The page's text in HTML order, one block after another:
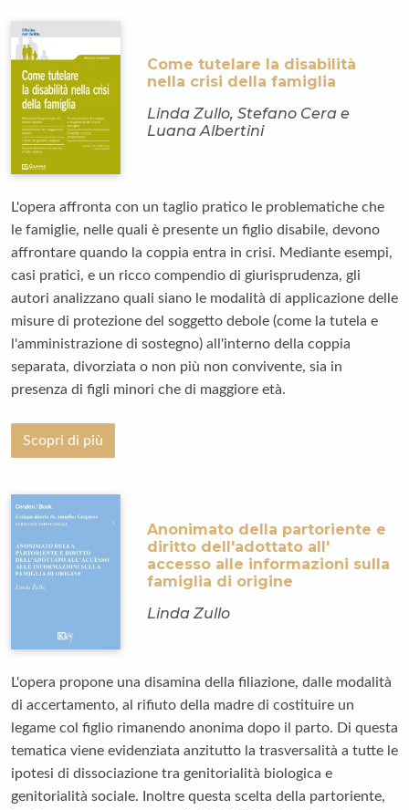
Come tutelare la disabilità
nella crisi della famiglia
Linda Zullo, Stefano Cera e
Luana Albertini
L'opera affronta con un taglio pratico le problematiche che
le famiglie, nelle quali è presente un figlio disabile, devono
affrontare quando la coppia entra in crisi. Mediante esempi,
casi pratici, e un ricco compendio di giurisprudenza, gli
autori analizzano quali siano le modalità di applicazione delle
misure di protezione del soggetto debole (come la tutela e
l'amministrazione di sostegno) all'interno della coppia
separata, divorziata o non più non convivente, sia in
presenza di figli minori che di maggiore età.
Scopri di più
Anonimato della partoriente e
diritto dell'adottato all'
accesso alle informazioni sulla
famiglia di origine
Linda Zullo
L'opera propone una disamina della filiazione, dalle modalità
di accertamento, al rifiuto della madre di costituire un
legame col figlio rimanendo anonima dopo il parto. Di questa
tematica viene evidenziata anzitutto la trasversalità a tutte le
ipotesi di dissociazione tra genitorialità biologica e
genitorialità sociale. Inoltre questa scelta della partoriente,